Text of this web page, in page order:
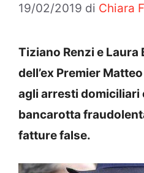
19/02/2019 di Chiara
Tiziano Renzi e
dell’ex Premier
agli arresti domiciliari
bancarotta
fatture false.